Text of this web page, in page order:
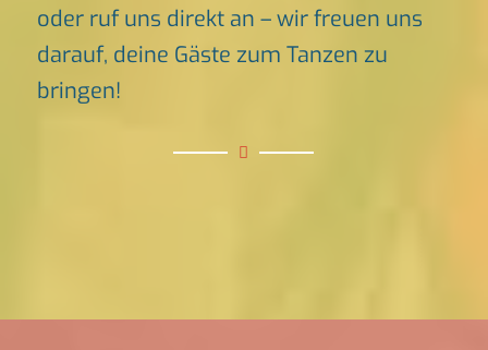
oder ruf uns direkt an – wir freuen uns
darauf, deine Gäste zum Tanzen zu
bringen!